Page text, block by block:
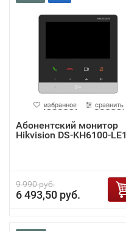
избранное сравнить
Абонентский монитор
Hikvision DS-KH6100-LE1
9 990 руб.
6 493,50 руб.